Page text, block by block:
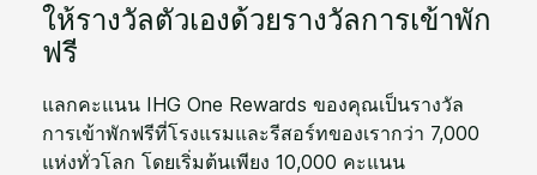
ให้รางวัลตัวเองด้วยรางวัลการเข้าพัก
ฟรี
แลกคะแนน IHG One Rewards ของคุณเป็นรางวัล
การเข้าพักฟรีที่โรงแรมและรีสอร์ทของเรากว่า 7,000
แห่งทั่วโลก โดยเริ่มต้นเพียง 10,000 คะแนน